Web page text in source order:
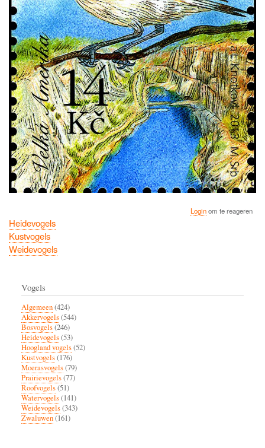
Loginom te reageren
Heidevogels
Kustvogels
Weidevogels
Vogels
Algemeen(424)
Akkervogels(544)
Bosvogels(246)
Heidevogels(53)
Hoogland vogels(52)
Kustvogels(176)
Moerasvogels(79)
Prairievogels(77)
Roofvogels(51)
Watervogels(141)
Weidevogels(343)
Zwaluwen(161)